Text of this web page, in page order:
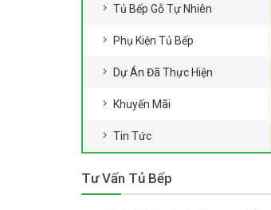
Tủ Bếp Gỗ Tự Nhiên
Phụ Kiện Tủ Bếp
Dự Án Đã Thực Hiện
Khuyến Mãi
Tin Tức
Tư Vấn Tủ Bếp